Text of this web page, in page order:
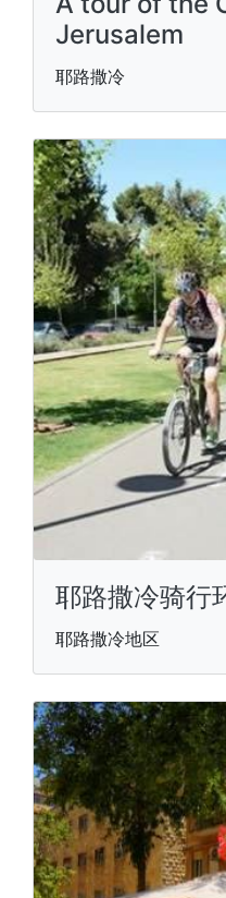
Jerusalem
耶路撒冷
耶路撒冷骑行
耶路撒冷地区